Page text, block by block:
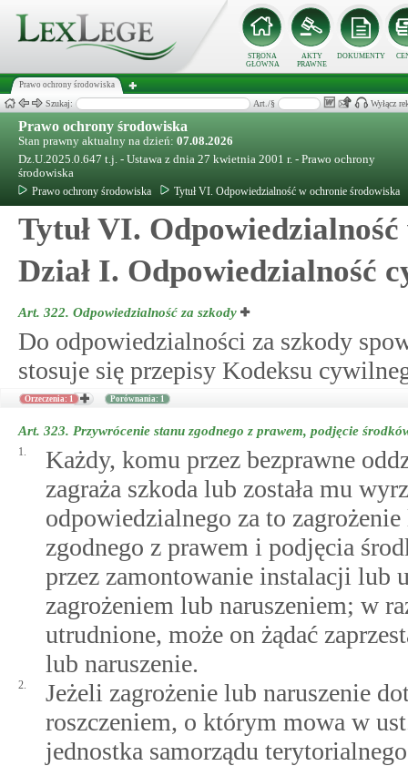
STRONA
GŁÓWNA
AKTY
PRAWNE
DOKUMENTY
Prawo ochrony środowiska
Szukaj: Art./§ Wyłącz
Prawo ochrony środowiska
Stan prawny aktualny na dzień: 07.08.2026
Dz.U.2025.0.647 t.j. - Ustawa z dnia 27 kwietnia 2001 r. - Prawo ochrony
środowiska
Prawo ochrony środowiska
Tytuł VI. Odpowiedzialność w ochronie środowiska
Tytuł VI.
Dział I. Odpowiedzialność
Art. 322. Odpowiedzialność za szkody
Do odpowiedzialności za szkody
stosuje się przepisy Kodeksu
Orzeczenia: 1 Porównania: 1
Art. 323. Przywrócenie stanu zgodnego z prawem, podjęcie
1.
Każdy, komu przez bezprawne
zagraża szkoda lub została mu
odpowiedzialnego za to
zgodnego z prawem i podjęcia
przez zamontowanie instalacji lub
zagrożeniem lub naruszeniem; w
utrudnione, może on żądać
lub naruszenie.
2.
Jeżeli zagrożenie lub naruszenie
roszczeniem, o którym mowa w
jednostka samorządu